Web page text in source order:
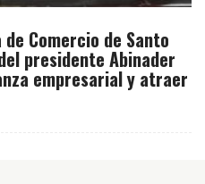
Comercio de Santo
presidente Abinader
empresarial y atraer